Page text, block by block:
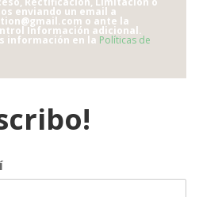
enviando un email a
o ante la
Información adicional.
información en la Políticas de